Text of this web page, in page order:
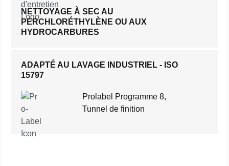
NETTOYAGE À SEC AU
PERCHLORÉTHYLÈNE OU AUX
HYDROCARBURES
ADAPTÉ AU LAVAGE INDUSTRIEL - ISO
15797
Prolabel Programme 8,
Tunnel de finition